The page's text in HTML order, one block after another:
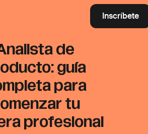
Inscríbete
de
guía
para
tu
profesional